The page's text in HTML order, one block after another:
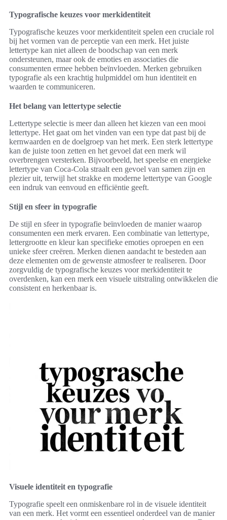
Typografische keuzes voor merkidentiteit
Typografische keuzes voor merkidentiteit spelen een cruciale rol
bij het vormen van de perceptie van een merk. Het juiste
lettertype kan niet alleen de boodschap van een merk
ondersteunen, maar ook de emoties en associaties die
consumenten ermee hebben beïnvloeden. Merken gebruiken
typografie als een krachtig hulpmiddel om hun identiteit en
waarden te communiceren.
Het belang van lettertype selectie
Lettertype selectie is meer dan alleen het kiezen van een mooi
lettertype. Het gaat om het vinden van een type dat past bij de
kernwaarden en de doelgroep van het merk. Een sterk lettertype
kan de juiste toon zetten en het gevoel dat een merk wil
overbrengen versterken. Bijvoorbeeld, het speelse en energieke
lettertype van Coca-Cola straalt een gevoel van samen zijn en
plezier uit, terwijl het strakke en moderne lettertype van Google
een indruk van eenvoud en efficiëntie geeft.
Stijl en sfeer in typografie
De stijl en sfeer in typografie beïnvloeden de manier waarop
consumenten een merk ervaren. Een combinatie van lettertype,
lettergrootte en kleur kan specifieke emoties oproepen en een
unieke sfeer creëren. Merken dienen aandacht te besteden aan
deze elementen om de gewenste atmosfeer te realiseren. Door
zorgvuldig de typografische keuzes voor merkidentiteit te
overdenken, kan een merk een visuele uitstraling ontwikkelen die
consistent en herkenbaar is.
Visuele identiteit en typografie
Typografie speelt een onmiskenbare rol in de visuele identiteit
van een merk. Het vormt een essentieel onderdeel van de manier